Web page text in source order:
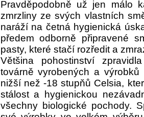
Pravděpodobně už jen málo
zmrzliny ze svých vlastních
naráží na četná hygienická
předem odborně připravené
pasty, které stačí rozředit a
Většina pohostinství
továrně vyrobených a
nižší než -18 stupňů Celsia,
stálost a hygienickou
všechny biologické pochody.